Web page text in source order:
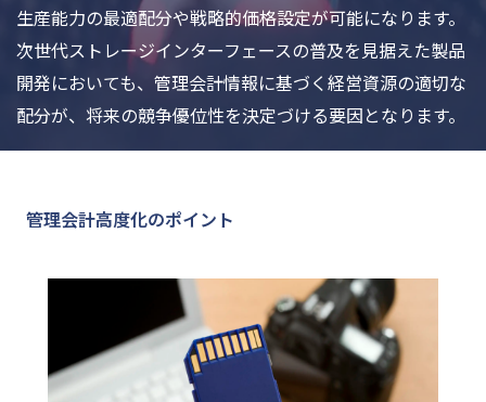
生産能力の最適配分や戦略的価格設定が可能になります。
次世代ストレージインターフェースの普及を見据えた製品
開発においても、管理会計情報に基づく経営資源の適切な
配分が、将来の競争優位性を決定づける要因となります。
管理会計高度化のポイント